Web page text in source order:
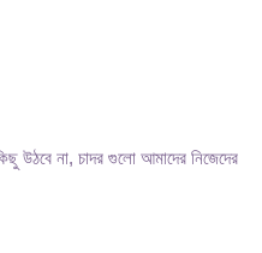
না, চাদর গুলো আমাদের নিজেদের